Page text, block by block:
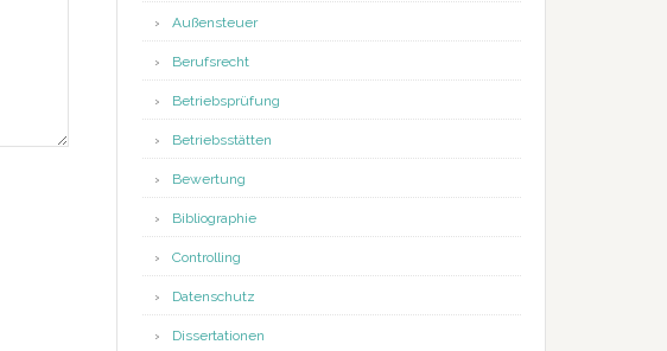
Außensteuer
Berufsrecht
Betriebsprüfung
Betriebsstätten
Bewertung
Bibliographie
Controlling
Datenschutz
Dissertationen